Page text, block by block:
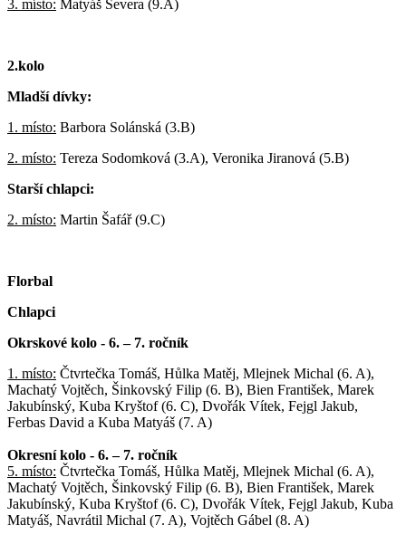
3. místo: Matyáš Severa (9.A)
2.kolo
Mladší dívky:
1. místo: Barbora Solánská (3.B)
2. místo: Tereza Sodomková (3.A), Veronika Jiranová (5.B)
Starší chlapci:
2. místo: Martin Šafář (9.C)
Florbal
Chlapci
Okrskové kolo - 6. – 7. ročník
1. místo: Čtvrtečka Tomáš, Hůlka Matěj, Mlejnek Michal (6. A),
Machatý Vojtěch, Šinkovský Filip (6. B), Bien František, Marek
Jakubínský, Kuba Kryštof (6. C), Dvořák Vítek, Fejgl Jakub,
Ferbas David a Kuba Matyáš (7. A)
Okresní kolo - 6. – 7. ročník
5. místo: Čtvrtečka Tomáš, Hůlka Matěj, Mlejnek Michal (6. A),
Machatý Vojtěch, Šinkovský Filip (6. B), Bien František, Marek
Jakubínský, Kuba Kryštof (6. C), Dvořák Vítek, Fejgl Jakub, Kuba
Matyáš, Navrátil Michal (7. A), Vojtěch Gábel (8. A)